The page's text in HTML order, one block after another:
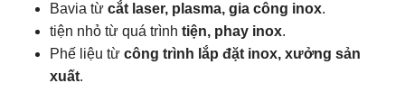
Bavia từ cắt laser, plasma, gia công inox.
tiện nhỏ từ quá trình tiện, phay inox.
Phế liệu từ công trình lắp đặt inox, xưởng sản
xuất.